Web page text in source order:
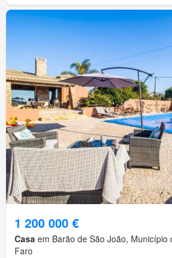
1 200 000 €
Casa em Barão de São João, Município
Faro